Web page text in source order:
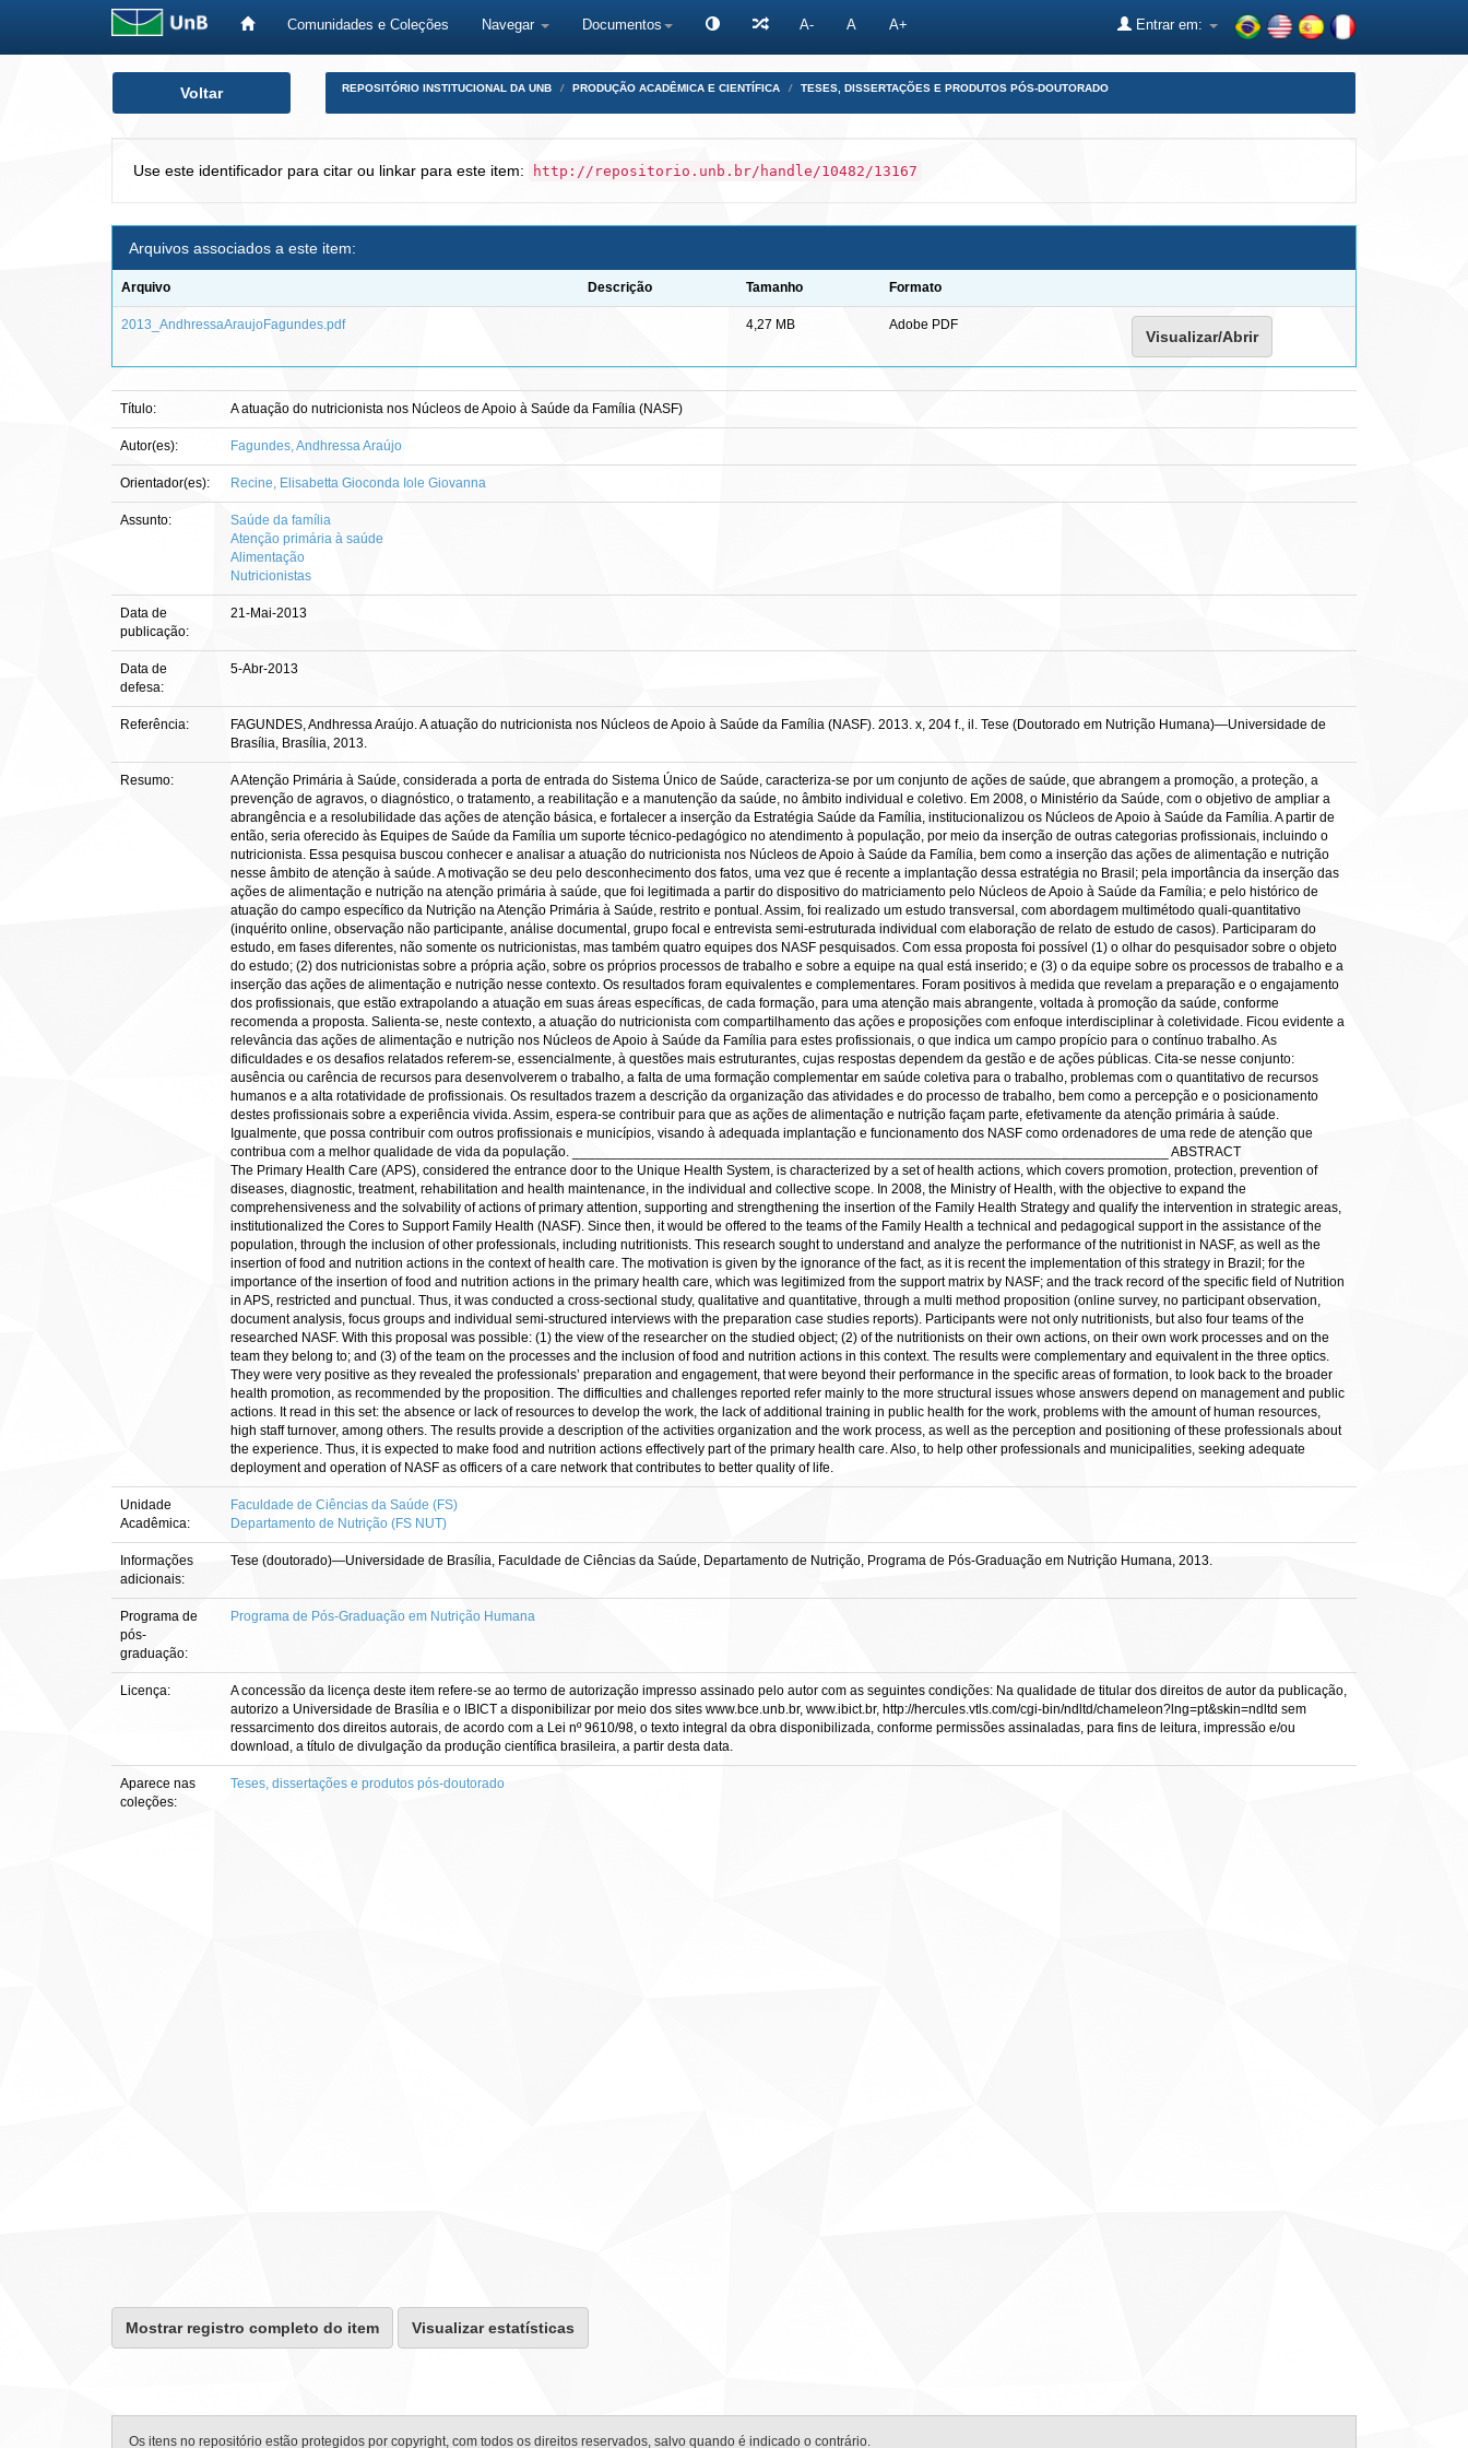
Comunidades e Coleções Navegar Documentos A- A A+ Entrar em:
Voltar REPOSITÓRIO INSTITUCIONAL DA UNB PRODUÇÃO ACADÊMICA E CIENTÍFICA TESES, DISSERTAÇÕES E PRODUTOS PÓS-DOUTORADO
Use este identificador para citar ou linkar para este item: http://repositorio.unb.br/handle/10482/13167
Arquivos associados a este item:
Arquivo Descrição Tamanho Formato
2013_AndhressaAraujoFagundes.pdf 4,27 MB Adobe PDF
Visualizar/Abrir
Título: A atuação do nutricionista nos Núcleos de Apoio à Saúde da Família (NASF)
Autor(es): Fagundes, Andhressa Araújo
Orientador(es): Recine, Elisabetta Gioconda Iole Giovanna
Assunto:
Saúde da família
Atenção primária à saúde
Alimentação
Nutricionistas
Data de
publicação:
21-Mai-2013
Data de
defesa:
5-Abr-2013
Referência:
FAGUNDES, Andhressa Araújo. A atuação do nutricionista nos Núcleos de Apoio à Saúde da Família (NASF). 2013. x, 204 f., il. Tese (Doutorado em Nutrição Humana)—Universidade de
Brasília, Brasília, 2013.
Resumo:
A Atenção Primária à Saúde, considerada a porta de entrada do Sistema Único de Saúde, caracteriza-se por um conjunto de ações de saúde, que abrangem a promoção, a proteção, a
prevenção de agravos, o diagnóstico, o tratamento, a reabilitação e a manutenção da saúde, no âmbito individual e coletivo. Em 2008, o Ministério da Saúde, com o objetivo de ampliar a
abrangência e a resolubilidade das ações de atenção básica, e fortalecer a inserção da Estratégia Saúde da Família, institucionalizou os Núcleos de Apoio à Saúde da Família. A partir de
então, seria oferecido às Equipes de Saúde da Família um suporte técnico-pedagógico no atendimento à população, por meio da inserção de outras categorias profissionais, incluindo o
nutricionista. Essa pesquisa buscou conhecer e analisar a atuação do nutricionista nos Núcleos de Apoio à Saúde da Família, bem como a inserção das ações de alimentação e nutrição
nesse âmbito de atenção à saúde. A motivação se deu pelo desconhecimento dos fatos, uma vez que é recente a implantação dessa estratégia no Brasil; pela importância da inserção das
ações de alimentação e nutrição na atenção primária à saúde, que foi legitimada a partir do dispositivo do matriciamento pelo Núcleos de Apoio à Saúde da Família; e pelo histórico de
atuação do campo específico da Nutrição na Atenção Primária à Saúde, restrito e pontual. Assim, foi realizado um estudo transversal, com abordagem multimétodo quali-quantitativo
(inquérito online, observação não participante, análise documental, grupo focal e entrevista semi-estruturada individual com elaboração de relato de estudo de casos). Participaram do
estudo, em fases diferentes, não somente os nutricionistas, mas também quatro equipes dos NASF pesquisados. Com essa proposta foi possível (1) o olhar do pesquisador sobre o objeto
do estudo; (2) dos nutricionistas sobre a própria ação, sobre os próprios processos de trabalho e sobre a equipe na qual está inserido; e (3) o da equipe sobre os processos de trabalho e a
inserção das ações de alimentação e nutrição nesse contexto. Os resultados foram equivalentes e complementares. Foram positivos à medida que revelam a preparação e o engajamento
dos profissionais, que estão extrapolando a atuação em suas áreas específicas, de cada formação, para uma atenção mais abrangente, voltada à promoção da saúde, conforme
recomenda a proposta. Salienta-se, neste contexto, a atuação do nutricionista com compartilhamento das ações e proposições com enfoque interdisciplinar à coletividade. Ficou evidente a
relevância das ações de alimentação e nutrição nos Núcleos de Apoio à Saúde da Família para estes profissionais, o que indica um campo propício para o contínuo trabalho. As
dificuldades e os desafios relatados referem-se, essencialmente, à questões mais estruturantes, cujas respostas dependem da gestão e de ações públicas. Cita-se nesse conjunto:
ausência ou carência de recursos para desenvolverem o trabalho, a falta de uma formação complementar em saúde coletiva para o trabalho, problemas com o quantitativo de recursos
humanos e a alta rotatividade de profissionais. Os resultados trazem a descrição da organização das atividades e do processo de trabalho, bem como a percepção e o posicionamento
destes profissionais sobre a experiência vivida. Assim, espera-se contribuir para que as ações de alimentação e nutrição façam parte, efetivamente da atenção primária à saúde.
Igualmente, que possa contribuir com outros profissionais e municípios, visando à adequada implantação e funcionamento dos NASF como ordenadores de uma rede de atenção que
contribua com a melhor qualidade de vida da população. ______________________________________________________________________________ ABSTRACT
The Primary Health Care (APS), considered the entrance door to the Unique Health System, is characterized by a set of health actions, which covers promotion, protection, prevention of
diseases, diagnostic, treatment, rehabilitation and health maintenance, in the individual and collective scope. In 2008, the Ministry of Health, with the objective to expand the
comprehensiveness and the solvability of actions of primary attention, supporting and strengthening the insertion of the Family Health Strategy and qualify the intervention in strategic areas,
institutionalized the Cores to Support Family Health (NASF). Since then, it would be offered to the teams of the Family Health a technical and pedagogical support in the assistance of the
population, through the inclusion of other professionals, including nutritionists. This research sought to understand and analyze the performance of the nutritionist in NASF, as well as the
insertion of food and nutrition actions in the context of health care. The motivation is given by the ignorance of the fact, as it is recent the implementation of this strategy in Brazil; for the
importance of the insertion of food and nutrition actions in the primary health care, which was legitimized from the support matrix by NASF; and the track record of the specific field of Nutrition
in APS, restricted and punctual. Thus, it was conducted a cross-sectional study, qualitative and quantitative, through a multi method proposition (online survey, no participant observation,
document analysis, focus groups and individual semi-structured interviews with the preparation case studies reports). Participants were not only nutritionists, but also four teams of the
researched NASF. With this proposal was possible: (1) the view of the researcher on the studied object; (2) of the nutritionists on their own actions, on their own work processes and on the
team they belong to; and (3) of the team on the processes and the inclusion of food and nutrition actions in this context. The results were complementary and equivalent in the three optics.
They were very positive as they revealed the professionals’ preparation and engagement, that were beyond their performance in the specific areas of formation, to look back to the broader
health promotion, as recommended by the proposition. The difficulties and challenges reported refer mainly to the more structural issues whose answers depend on management and public
actions. It read in this set: the absence or lack of resources to develop the work, the lack of additional training in public health for the work, problems with the amount of human resources,
high staff turnover, among others. The results provide a description of the activities organization and the work process, as well as the perception and positioning of these professionals about
the experience. Thus, it is expected to make food and nutrition actions effectively part of the primary health care. Also, to help other professionals and municipalities, seeking adequate
deployment and operation of NASF as officers of a care network that contributes to better quality of life.
Unidade
Acadêmica:
Faculdade de Ciências da Saúde (FS)
Departamento de Nutrição (FS NUT)
Informações
adicionais:
Tese (doutorado)—Universidade de Brasília, Faculdade de Ciências da Saúde, Departamento de Nutrição, Programa de Pós-Graduação em Nutrição Humana, 2013.
Programa de
pós-
graduação:
Programa de Pós-Graduação em Nutrição Humana
Licença:
A concessão da licença deste item refere-se ao termo de autorização impresso assinado pelo autor com as seguintes condições: Na qualidade de titular dos direitos de autor da publicação,
autorizo a Universidade de Brasília e o IBICT a disponibilizar por meio dos sites www.bce.unb.br, www.ibict.br, http://hercules.vtls.com/cgi-bin/ndltd/chameleon?lng=pt&skin=ndltd sem
ressarcimento dos direitos autorais, de acordo com a Lei nº 9610/98, o texto integral da obra disponibilizada, conforme permissões assinaladas, para fins de leitura, impressão e/ou
download, a título de divulgação da produção científica brasileira, a partir desta data.
Aparece nas
coleções:
Teses, dissertações e produtos pós-doutorado
Mostrar registro completo do item Visualizar estatísticas
Os itens no repositório estão protegidos por copyright, com todos os direitos reservados, salvo quando é indicado o contrário.